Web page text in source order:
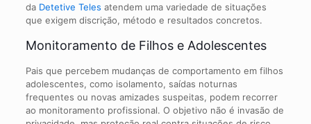
da Detetive Teles atendem uma variedade de situações
que exigem discrição, método e resultados concretos.
Monitoramento de Filhos e Adolescentes
Pais que percebem mudanças de comportamento em filhos
adolescentes, como isolamento, saídas noturnas
frequentes ou novas amizades suspeitas, podem recorrer
ao monitoramento profissional. O objetivo não é invasão de